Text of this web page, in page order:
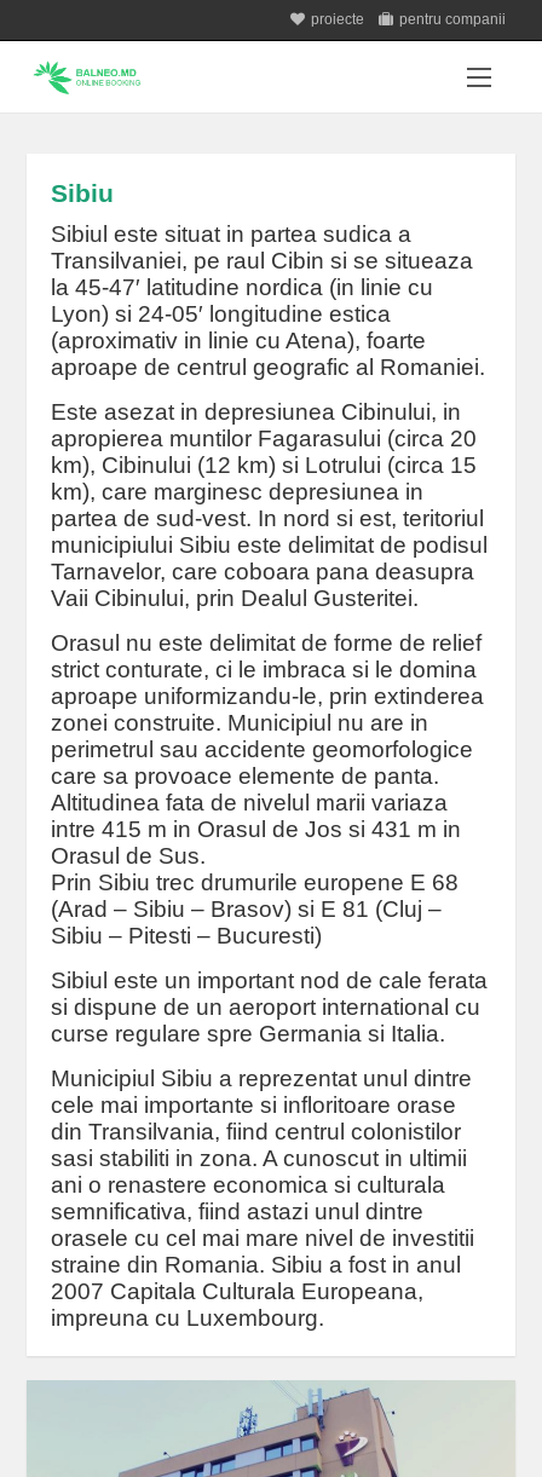
pentru companii
proiecte
Sibiu
Sibiul este situat in partea sudica a
Transilvaniei, pe raul Cibin si se situeaza
la 45-47′ latitudine nordica (in linie cu
Lyon) si 24-05′ longitudine estica
(aproximativ in linie cu Atena), foarte
aproape de centrul geografic al Romaniei.
Este asezat in depresiunea Cibinului, in
apropierea muntilor Fagarasului (circa 20
km), Cibinului (12 km) si Lotrului (circa 15
km), care marginesc depresiunea in
partea de sud-vest. In nord si est, teritoriul
municipiului Sibiu este delimitat de podisul
Tarnavelor, care coboara pana deasupra
Vaii Cibinului, prin Dealul Gusteritei.
Orasul nu este delimitat de forme de relief
strict conturate, ci le imbraca si le domina
aproape uniformizandu-le, prin extinderea
zonei construite. Municipiul nu are in
perimetrul sau accidente geomorfologice
care sa provoace elemente de panta.
Altitudinea fata de nivelul marii variaza
intre 415 m in Orasul de Jos si 431 m in
Orasul de Sus.
Prin Sibiu trec drumurile europene E 68
(Arad – Sibiu – Brasov) si E 81 (Cluj –
Sibiu – Pitesti – Bucuresti)
Sibiul este un important nod de cale ferata
si dispune de un aeroport international cu
curse regulare spre Germania si Italia.
Municipiul Sibiu a reprezentat unul dintre
cele mai importante si infloritoare orase
din Transilvania, fiind centrul colonistilor
sasi stabiliti in zona. A cunoscut in ultimii
ani o renastere economica si culturala
semnificativa, fiind astazi unul dintre
orasele cu cel mai mare nivel de investitii
straine din Romania. Sibiu a fost in anul
2007 Capitala Culturala Europeana,
impreuna cu Luxembourg.